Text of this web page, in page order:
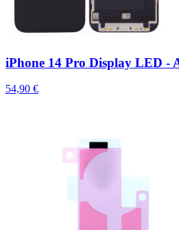
iPhone 14 Pro Display LED -
54,90 €